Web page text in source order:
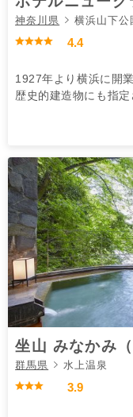
神奈川県 横浜山下公
4.4
1927年より横浜に開業
歴史的建造物にも指
坐山 みなかみ
群馬県 水上温泉
3.9